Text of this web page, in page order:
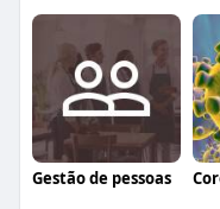
Gestão de pessoas